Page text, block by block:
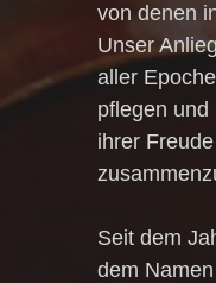
von denen
Unser
aller
pflegen
ihrer
Seit dem
dem